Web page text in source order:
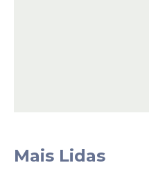
mobilizadas para
críticos e atuar de
Mais Lidas